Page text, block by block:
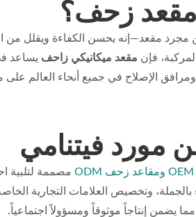
مقعد زحف؟
مجرد مقعد—إنه يحسن الكفاءة ويقلل من
فإن مقعد ميكانيكي زاحف يساعد
ومرافق الإصلاح في جميع أنحاء العالم
مصممة لتلبية
بالجملة، وتخصيص العلامات التجارية